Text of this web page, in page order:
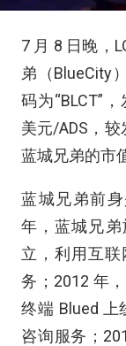
7 月 8 日晚，
弟（BlueCity）
码为“BLCT”
美元/ADS，较
蓝城兄弟的市
蓝城兄弟前
年，蓝城兄
立，利用互
务；2012 年
终端 Blued 上
咨询服务；